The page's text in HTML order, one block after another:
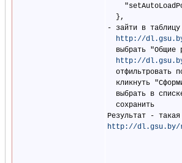
  },
- зайти в таблицу
http://
выбрать "Общие
http://dl.gsu.by/
отфильтровать
кликнуть
выбрать в
  сохранить
http://dl.gsu.by/